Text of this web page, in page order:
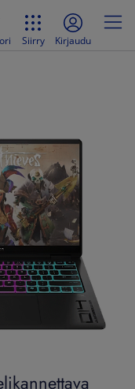
Siirry Kirjaudu